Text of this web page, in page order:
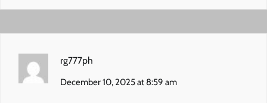
rg777ph
December 10, 2025 at 8:59 am